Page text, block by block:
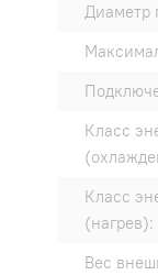
Диаметр
Класс
Класс
(нагрев):
Вес